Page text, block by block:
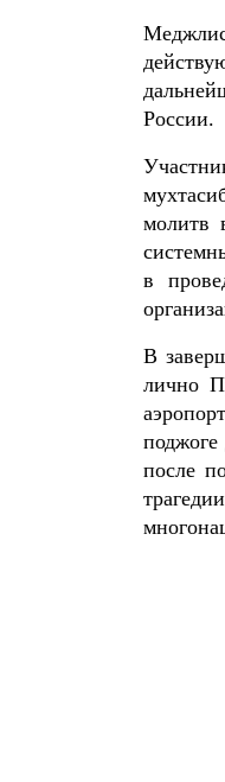
России.
молитв
в
В
лично
после